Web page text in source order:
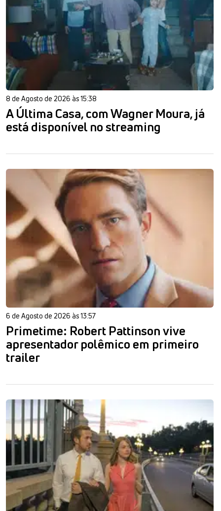
8 de Agosto de 2026 às 15:38
A Última Casa, com Wagner Moura, já
está disponível no streaming
6 de Agosto de 2026 às 13:57
Primetime: Robert Pattinson vive
apresentador polêmico em primeiro
trailer